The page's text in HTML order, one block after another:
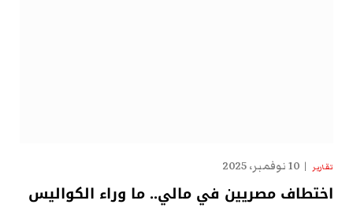
تقارير 10 نوفمبر، 2025
اختطاف مصريين في مالي.. ما وراء الكواليس